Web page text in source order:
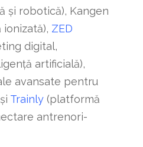
și robotică), Kangen
ZED
digital,
artificială),
avansate pentru
Trainly(platformă
antrenori-